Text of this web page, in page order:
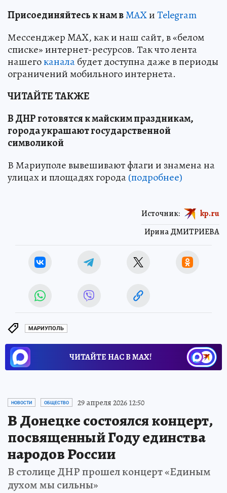
Присоединяйтесь к нам вMAXиTelegram
Мессенджер MAX, как и наш сайт, в «белом
списке» интернет-ресурсов. Так что лента
нашегоканалабудет доступна даже в периоды
ограничений мобильного интернета.
ЧИТАЙТЕ ТАКЖЕ
В ДНР готовятся к майским праздникам,
города украшают государственной
символикой
В Мариуполе вывешивают флаги и знамена на
улицах и площадях города(подробнее)
Ирина ДМИТРИЕВА
Источник: kp.ru
МАРИУПОЛЬ
ЧИТАЙТЕ НАС В МАХ!
НОВОСТИ ОБЩЕСТВО 29 апреля 2026 12:50
В Донецке состоялся концерт,
посвященный Году единства
народов России
В столице ДНР прошел концерт «Единым
духом мы сильны»